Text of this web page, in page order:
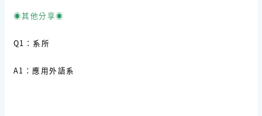
◉其他分享◉
Q1：系所
A1：應用外語系